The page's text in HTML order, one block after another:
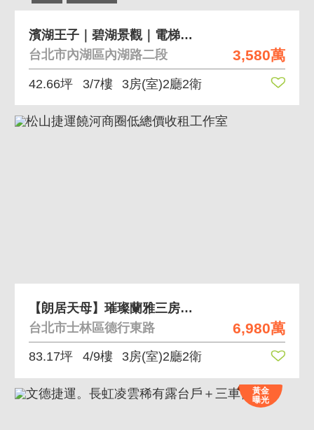
3,580萬
濱湖王子｜碧湖景觀｜電梯三房｜管理社區 近捷運
台北市內湖區內湖路二段
42.66坪 3/7樓 3房(室)2廳2衛
6,980萬
【朗居天母】璀璨蘭雅三房雙車位
台北市士林區德行東路
83.17坪 4/9樓 3房(室)2廳2衛
黃金
曝光